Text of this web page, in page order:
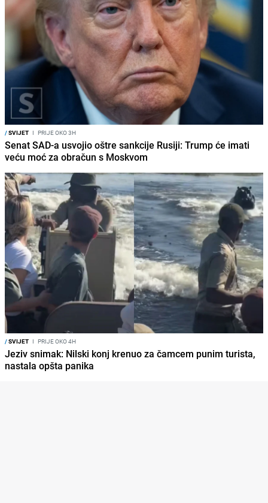
/SVIJET I PRIJE OKO 3H
Senat SAD-a usvojio oštre sankcije Rusiji: Trump će imati
veću moć za obračun s Moskvom
/SVIJET I PRIJE OKO 4H
Jeziv snimak: Nilski konj krenuo za čamcem punim turista,
nastala opšta panika